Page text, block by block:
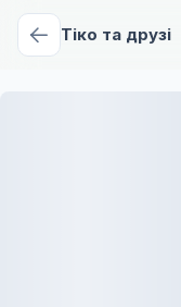
Тіко та друзі